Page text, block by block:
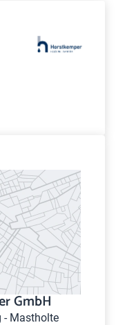
GmbH
- Mastholte